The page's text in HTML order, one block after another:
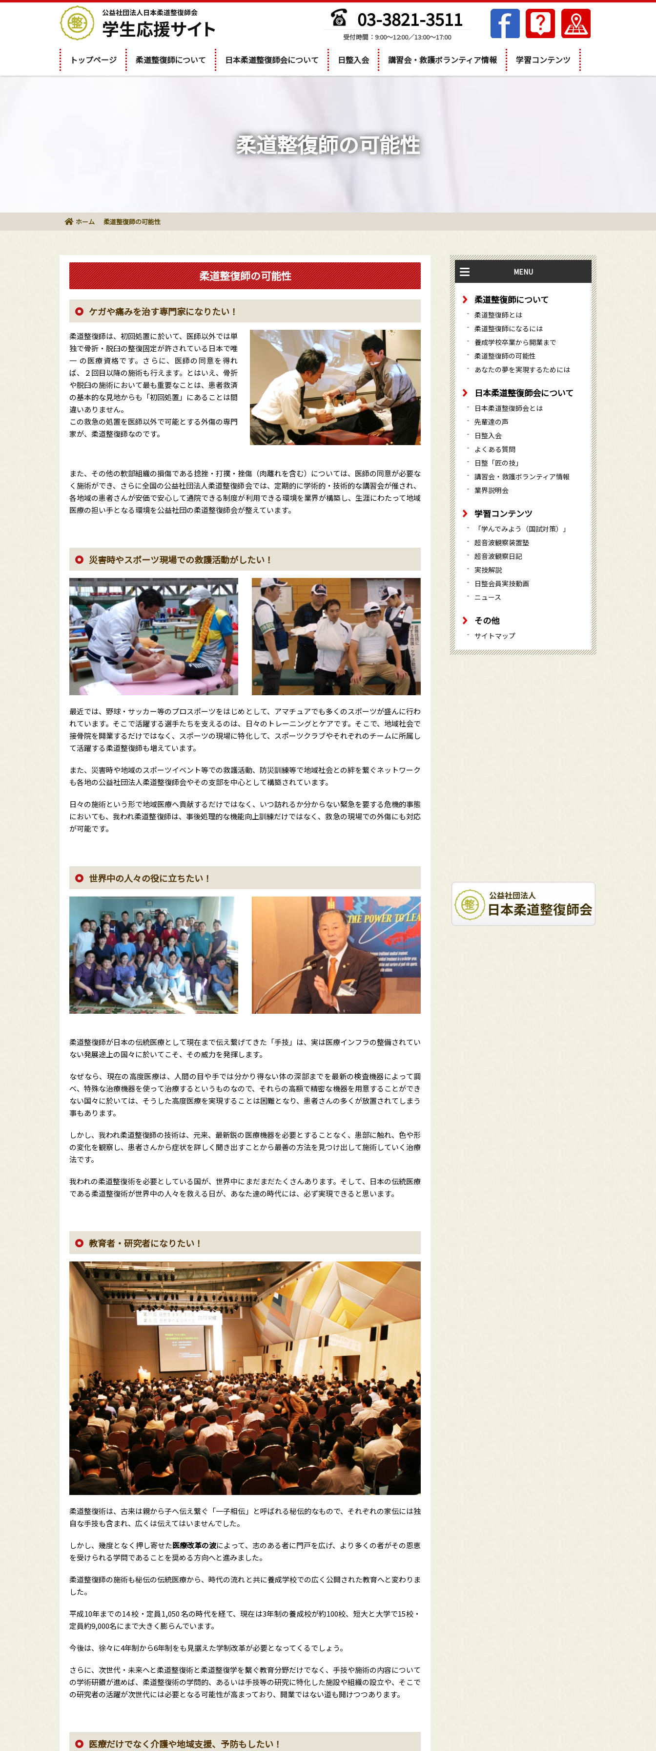
03-3821-3511
受付時間：9:00～12:00／13:00～17:00
トップページ 柔道整復師について 日本柔道整復師会について 日整入会 講習会・救護ボランティア情報 学習コンテンツ
柔道整復師の可能性
ホーム 柔道整復師の可能性
柔道整復師の可能性
ケガや痛みを治す専門家になりたい！
柔道整復師は、初回処置に於いて、医師以外では単
独で骨折・脱臼の整復固定が許されている日本で唯
一 の医療資格です。さらに、医師の同意を得れ
ば、２回目以降の施術も行えます。とはいえ、骨折
や脱臼の施術において最も重要なことは、患者救済
の基本的な見地からも「初回処置」にあることは間
違いありません。
この救急の処置を医師以外で可能とする外傷の専門
家が、柔道整復師なのです。
また、その他の軟部組織の損傷である捻挫・打撲・挫傷（肉離れを含む）については、医師の同意が必要な
く施術ができ、さらに全国の公益社団法人柔道整復師会では、定期的に学術的・技術的な講習会が催され、
各地域の患者さんが安価で安心して通院できる制度が利用できる環境を業界が構築し、生涯にわたって地域
医療の担い手となる環境を公益社団の柔道整復師会が整えています。
災害時やスポーツ現場での救護活動がしたい！
最近では、野球・サッカー等のプロスポーツをはじめとして、アマチュアでも多くのスポーツが盛んに行わ
れています。そこで活躍する選手たちを支えるのは、日々のトレーニングとケアです。そこで、地域社会で
接骨院を開業するだけではなく、スポーツの現場に特化して、スポーツクラブやそれぞれのチームに所属し
て活躍する柔道整復師も増えています。
また、災害時や地域のスポーツイベント等での救護活動、防災訓練等で地域社会との絆を繋ぐネットワーク
も各地の公益社団法人柔道整復師会やその支部を中心として構築されています。
日々の施術という形で地域医療へ貢献するだけではなく、いつ訪れるか分からない緊急を要する危機的事態
においても、我われ柔道整復師は、事後処理的な機能向上訓練だけではなく、救急の現場での外傷にも対応
が可能です。
世界中の人々の役に立ちたい！
柔道整復師が日本の伝統医療として現在まで伝え繋げてきた「手技」は、実は医療インフラの整備されてい
ない発展途上の国々に於いてこそ、その威力を発揮します。
なぜなら、現在の高度医療は、人間の目や手では分かり得ない体の深部までを最新の検査機器によって調
べ、特殊な治療機器を使って治療するというものなので、それらの高額で精密な機器を用意することができ
ない国々に於いては、そうした高度医療を実現することは困難となり、患者さんの多くが放置されてしまう
事もあります。
しかし、我われ柔道整復師の技術は、元来、最新鋭の医療機器を必要とすることなく、患部に触れ、色や形
の変化を観察し、患者さんから症状を詳しく聞き出すことから最善の方法を見つけ出して施術していく治療
法です。
我われの柔道整復術を必要としている国が、世界中にまだまだたくさんあります。そして、日本の伝統医療
である柔道整復術が世界中の人々を救える日が、あなた達の時代には、必ず実現できると思います。
教育者・研究者になりたい！
柔道整復術は、古来は親から子へ伝え繋ぐ「一子相伝」と呼ばれる秘伝的なもので、それぞれの家伝には独
自な手技も含まれ、広くは伝えてはいませんでした。
しかし、幾度となく押し寄せた医療改革の波によって、志のある者に門戸を広げ、より多くの者がその恩恵
を受けられる学問であることを奨める方向へと進みました。
柔道整復師の施術も秘伝の伝統医療から、時代の流れと共に養成学校での広く公開された教育へと変わりま
した。
平成10年までの14 校・定員1,050 名の時代を経て、現在は3年制の養成校が約100校、短大と大学で15校・
定員約9,000名にまで大きく膨らんでいます。
今後は、徐々に4年制から6年制をも見据えた学制改革が必要となってくるでしょう。
さらに、次世代・未来へと柔道整復術と柔道整復学を繫ぐ教育分野だけでなく、手技や施術の内容について
の学術研鑽が進めば、柔道整復術の学問的、あるいは手技等の研究に特化した施設や組織の設立や、そこで
の研究者の活躍が次世代には必要となる可能性が高まっており、開業ではない道も開けつつあります。
医療だけでなく介護や地域支援、予防もしたい！
MENU
柔道整復師について
柔道整復師とは
柔道整復師になるには
養成学校卒業から開業まで
柔道整復師の可能性
あなたの夢を実現するためには
日本柔道整復師会について
日本柔道整復師会とは
先輩達の声
日整入会
よくある質問
日整「匠の技」
講習会・救護ボランティア情報
業界説明会
学習コンテンツ
「学んでみよう（国試対策）」
超音波観察装置塾
超音波観察日記
実技解説
日整会員実技動画
ニュース
その他
サイトマップ